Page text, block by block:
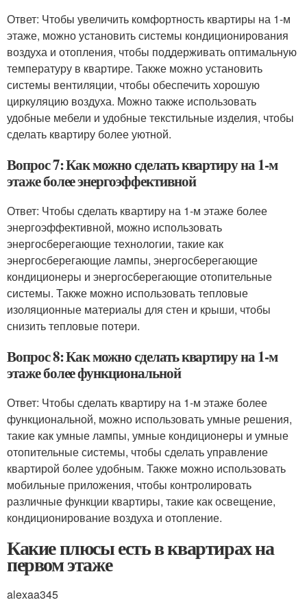
Ответ: Чтобы увеличить комфортность квартиры на 1-м
этаже, можно установить системы кондиционирования
воздуха и отопления, чтобы поддерживать оптимальную
температуру в квартире. Также можно установить
системы вентиляции, чтобы обеспечить хорошую
циркуляцию воздуха. Можно также использовать
удобные мебели и удобные текстильные изделия, чтобы
сделать квартиру более уютной.
Вопрос 7: Как можно сделать квартиру на 1-м
этаже более энергоэффективной
Ответ: Чтобы сделать квартиру на 1-м этаже более
энергоэффективной, можно использовать
энергосберегающие технологии, такие как
энергосберегающие лампы, энергосберегающие
кондиционеры и энергосберегающие отопительные
системы. Также можно использовать тепловые
изоляционные материалы для стен и крыши, чтобы
снизить тепловые потери.
Вопрос 8: Как можно сделать квартиру на 1-м
этаже более функциональной
Ответ: Чтобы сделать квартиру на 1-м этаже более
функциональной, можно использовать умные решения,
такие как умные лампы, умные кондиционеры и умные
отопительные системы, чтобы сделать управление
квартирой более удобным. Также можно использовать
мобильные приложения, чтобы контролировать
различные функции квартиры, такие как освещение,
кондиционирование воздуха и отопление.
Какие плюсы есть в квартирах на
первом этаже
alexaa345